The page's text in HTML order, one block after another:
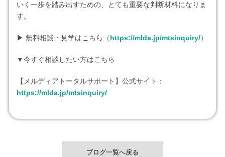
いく一歩を踏み出すための、とても重要な判断材料になりま
す。
▶︎ 無料相談・見学はこちら（https://mlda.jp/mtsinquiry/）
▼今すぐ相談したい方はこちら
【メルディアトータルサポート】公式サイト：
https://mlda.jp/mtsinquiry/
ブログ一覧へ戻る